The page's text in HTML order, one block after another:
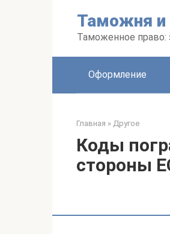
Таможня и
Таможенное право:
Оформление
Главная » Другое
Коды
стороны